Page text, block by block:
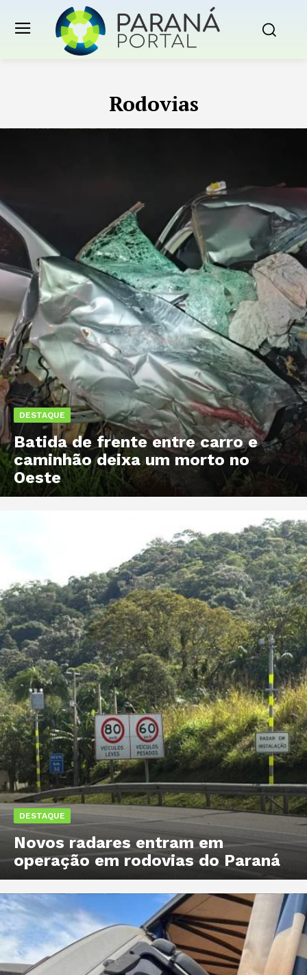
Rodovias
DESTAQUE
Batida de frente entre carro e
caminhão deixa um morto no
Oeste
DESTAQUE
Novos radares entram em
operação em rodovias do Paraná